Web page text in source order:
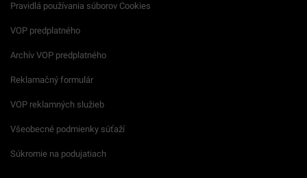
Pravidlá používania súborov Cookies
VOP predplatného
Archív VOP predplatného
Reklamačný formulár
VOP reklamných služieb
Všeobecné podmienky súťaží
Súkromie na podujatiach